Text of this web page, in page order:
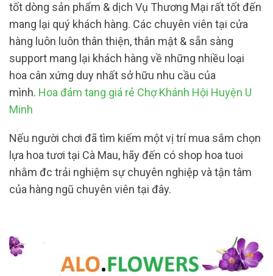
tốt dòng sản phẩm & dịch Vụ Thương Mại rất tốt đến
mang lại quý khách hàng. Các chuyên viên tại cửa
hàng luôn luôn thân thiện, thân mật & sẵn sàng
support mang lại khách hàng về những nhiều loại
hoa cân xứng duy nhất sở hữu nhu cầu của
mình. Hoa đám tang giá rẻ Chợ Khánh Hội Huyện U
Minh
Nếu người chơi đã tìm kiếm một vị trí mua sắm chọn
lựa hoa tươi tại Cà Mau, hãy đến có shop hoa tuoi
nhằm đc trải nghiệm sự chuyên nghiệp và tận tâm
của hàng ngũ chuyên viên tại đây.